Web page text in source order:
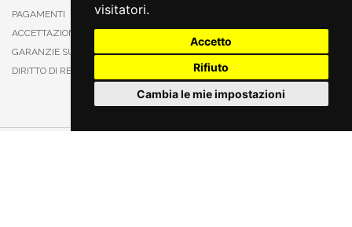
visitatori.
Accetto
Rifiuto
Cambia le mie impostazioni
PAGAMENTI
ACCETTAZIONE DEGLI ORDINI
GARANZIE SUI PRODOTTI
DIRITTO DI RECESSO
POSTEPAY